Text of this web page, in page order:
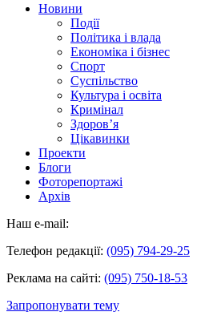
Новини
Події
Політика і влада
Економіка і бізнес
Спорт
Суспільство
Культура і освіта
Кримінал
Здоров’я
Цікавинки
Проекти
Блоги
Фоторепортажі
Архів
Наш e-mail:
Телефон редакції: (095) 794-29-25
Реклама на сайті: (095) 750-18-53
Запропонувати тему